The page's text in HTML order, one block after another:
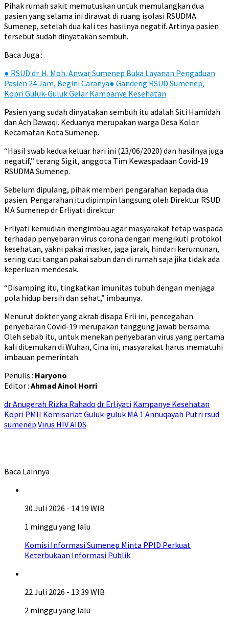
Pihak rumah sakit memutuskan untuk memulangkan dua
pasien yang selama ini dirawat di ruang isolasi RSUDMA
Sumenep, setelah dua kali tes hasilnya negatif. Artinya pasien
tersebut sudah dinyatakan sembuh.
Baca Juga :
● RSUD dr. H. Moh. Anwar Sumenep Buka Layanan Pengaduan
Pasien 24 Jam, Begini Caranya● Gandeng RSUD Sumenep,
Kopri Guluk-Guluk Gelar Kampanye Kesehatan
Pasien yang sudah dinyatakan sembuh itu adalah Siti Hamidah
dan Ach Dawaqi. Keduanya merupakan warga Desa Kolor
Kecamatan Kota Sumenep.
“Hasil swab kedua keluar hari ini (23/06/2020) dan hasilnya juga
negatif,” terang Sigit, anggota Tim Kewaspadaan Covid-19
RSUDMA Sumenep.
Sebelum dipulang, pihak memberi pengarahan kepada dua
pasien. Pengarahan itu dipimpin langsung oleh Direktur RSUD
MA Sumenep dr Erliyati direktur
Erliyati kemudian mengimbau agar masyarakat tetap waspada
terhadap penyebaran virus corona dengan mengikuti protokol
kesehatan, yakni pakai masker, jaga jarak, hindari kerumunan,
sering cuci tangan pakai sabun dan di rumah saja jika tidak ada
keperluan mendesak.
“Disamping itu, tingkatkan imunitas tubuh dengan menjaga
pola hidup bersih dan sehat,” imbaunya.
Menurut dokter yang akrab disapa Erli ini, pencegahan
penyebaran Covid-19 merupakan tanggung jawab bersama.
Oleh sebab itu, untuk menekan penyebaran virus yang pertama
kali ditemukan di Wuhan, Cina ini, masyarakat harus mematuhi
imbauan pemerintah.
Penulis : Haryono
Editor : Ahmad Ainol Horri
dr Anugerah Rizka Rahado dr Erliyati Kampanye Kesehatan
Kopri PMII Komisariat Guluk-guluk MA 1 Annuqayah Putri rsud
sumenep Virus HIV AIDS
Baca Lainnya
30 Juli 2026 - 14:19 WIB
1 minggu yang lalu
Komisi Informasi Sumenep Minta PPID Perkuat
Keterbukaan Informasi Publik
22 Juli 2026 - 13:39 WIB
2 minggu yang lalu